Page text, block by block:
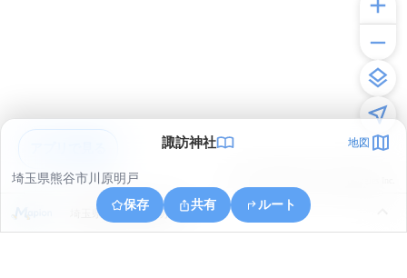
諏訪神社 地図
埼玉県熊谷市川原明戸
保存
共有 ルート
埼玉県熊谷市川原明戸